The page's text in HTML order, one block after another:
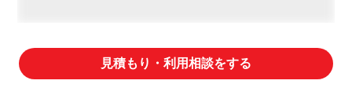
見積もり・利用相談をする